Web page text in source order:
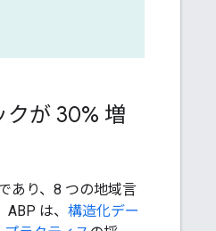
クが 30% 増
あり、8 つの地域言
は、 構造化デー